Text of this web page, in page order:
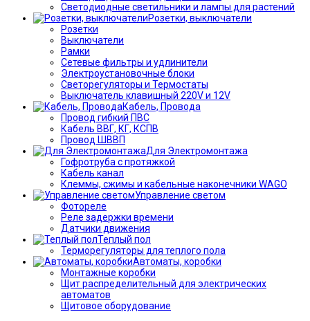
Светодиодные светильники и лампы для растений
Розетки, выключатели
Розетки
Выключатели
Рамки
Сетевые фильтры и удлинители
Электроустановочные блоки
Светорегуляторы и Термостаты
Выключатель клавишный 220V и 12V
Кабель, Провода
Провод гибкий ПВС
Кабель ВВГ, КГ, КСПВ
Провод ШВВП
Для Электромонтажа
Гофротруба с протяжкой
Кабель канал
Клеммы, сжимы и кабельные наконечники WAGO
Управление светом
Фотореле
Реле задержки времени
Датчики движения
Теплый пол
Терморегуляторы для теплого пола
Автоматы, коробки
Монтажные коробки
Щит распределительный для электрических
автоматов
Щитовое оборудование